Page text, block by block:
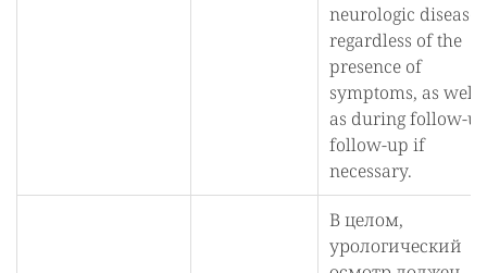
neurologic disease,
regardless of the
presence of
symptoms, as well
as during follow-
follow-up if
necessary.
В целом,
урологический